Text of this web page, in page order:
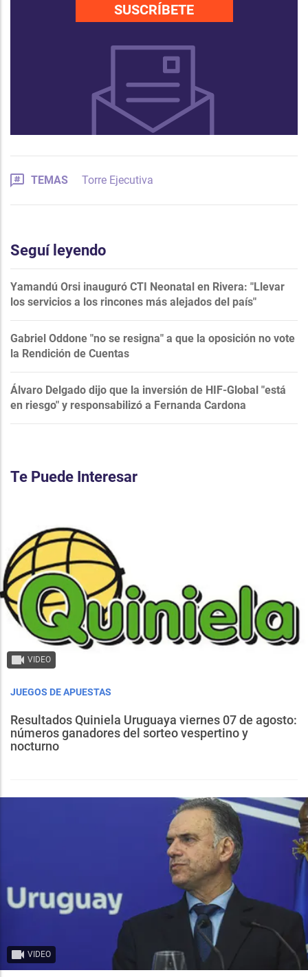
SUSCRÍBETE
TEMAS Torre Ejecutiva
Seguí leyendo
Yamandú Orsi inauguró CTI Neonatal en Rivera: "Llevar
los servicios a los rincones más alejados del país"
Gabriel Oddone "no se resigna" a que la oposición no vote
la Rendición de Cuentas
Álvaro Delgado dijo que la inversión de HIF-Global "está
en riesgo" y responsabilizó a Fernanda Cardona
Te Puede Interesar
VIDEO
JUEGOS DE APUESTAS
Resultados Quiniela Uruguaya viernes 07 de agosto:
números ganadores del sorteo vespertino y
nocturno
VIDEO